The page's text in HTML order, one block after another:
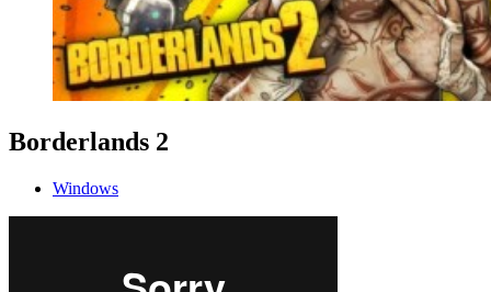
Borderlands 2
Windows